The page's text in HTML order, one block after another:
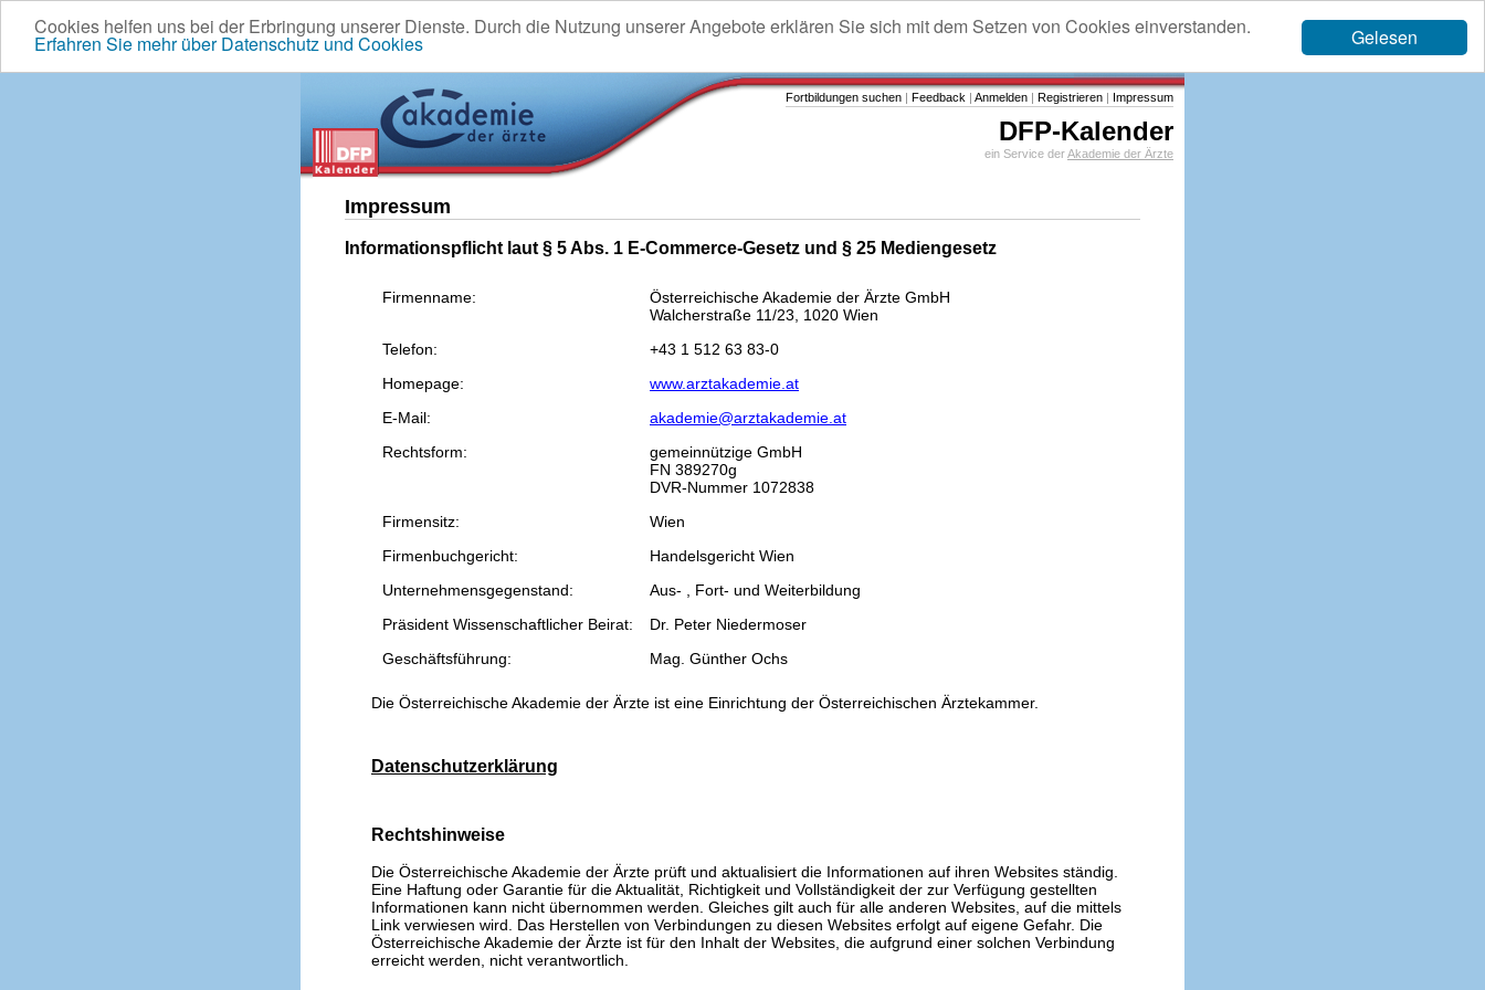
Gelesen
Cookies helfen uns bei der Erbringung unserer Dienste. Durch die Nutzung unserer Angebote erklären Sie sich mit dem Setzen von Cookies einverstanden.
Erfahren Sie mehr über Datenschutz und Cookies
Fortbildungen suchen | Feedback | Anmelden | Registrieren | Impressum
DFP-Kalender
ein Service derAkademie der Ärzte
Impressum
Informationspflicht laut § 5 Abs. 1 E-Commerce-Gesetz und § 25 Mediengesetz
Firmenname:
Österreichische Akademie der Ärzte GmbH
Walcherstraße 11/23, 1020 Wien
Telefon:
+43 1 512 63 83-0
Homepage:
www.arztakademie.at
E-Mail:
akademie@arztakademie.at
Rechtsform:
gemeinnützige GmbH
FN 389270g
DVR-Nummer 1072838
Firmensitz:
Wien
Firmenbuchgericht:
Handelsgericht Wien
Unternehmensgegenstand:
Aus- , Fort- und Weiterbildung
Präsident Wissenschaftlicher Beirat:
Dr. Peter Niedermoser
Geschäftsführung:
Mag. Günther Ochs
Die Österreichische Akademie der Ärzte ist eine Einrichtung der Österreichischen Ärztekammer.
Datenschutzerklärung
Rechtshinweise
Die Österreichische Akademie der Ärzte prüft und aktualisiert die Informationen auf ihren Websites ständig.
Eine Haftung oder Garantie für die Aktualität, Richtigkeit und Vollständigkeit der zur Verfügung gestellten
Informationen kann nicht übernommen werden. Gleiches gilt auch für alle anderen Websites, auf die mittels
Link verwiesen wird. Das Herstellen von Verbindungen zu diesen Websites erfolgt auf eigene Gefahr. Die
Österreichische Akademie der Ärzte ist für den Inhalt der Websites, die aufgrund einer solchen Verbindung
erreicht werden, nicht verantwortlich.